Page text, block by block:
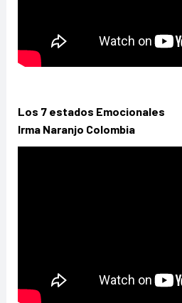
Los 7 estados Emocionales
Irma Naranjo Colombia